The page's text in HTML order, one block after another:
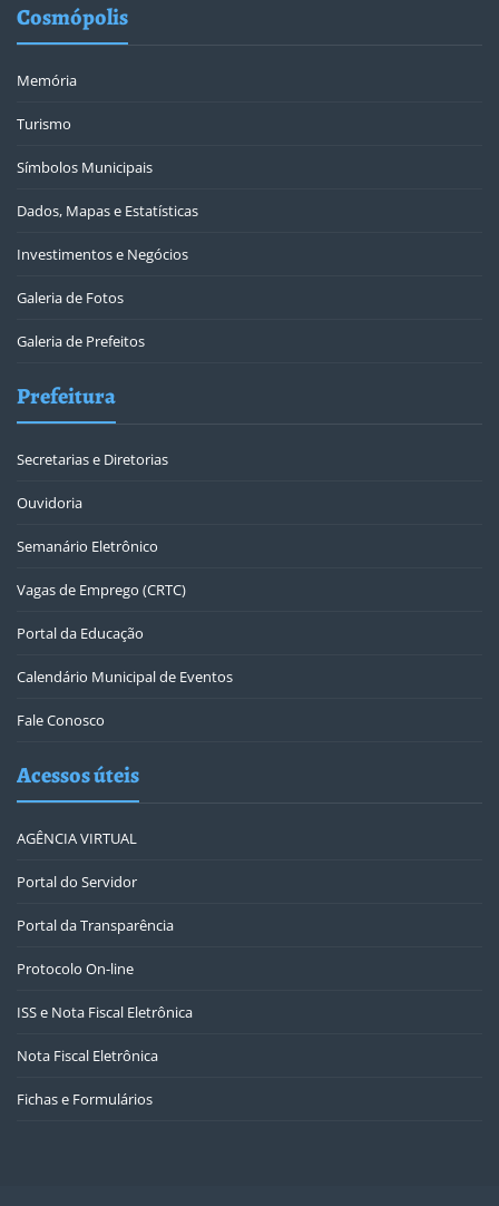
Cosmópolis
Memória
Turismo
Símbolos Municipais
Dados, Mapas e Estatísticas
Investimentos e Negócios
Galeria de Fotos
Galeria de Prefeitos
Prefeitura
Secretarias e Diretorias
Ouvidoria
Semanário Eletrônico
Vagas de Emprego (CRTC)
Portal da Educação
Calendário Municipal de Eventos
Fale Conosco
Acessos úteis
AGÊNCIA VIRTUAL
Portal do Servidor
Portal da Transparência
Protocolo On-line
ISS e Nota Fiscal Eletrônica
Nota Fiscal Eletrônica
Fichas e Formulários